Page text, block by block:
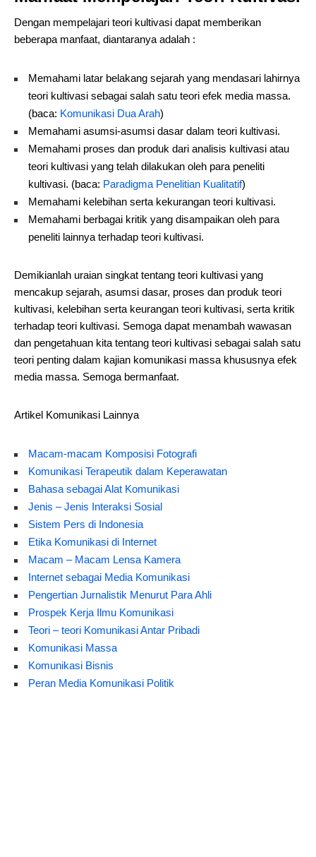
Dengan mempelajari teori kultivasi dapat memberikan
beberapa manfaat, diantaranya adalah :
Memahami latar belakang sejarah yang mendasari lahirnya
teori kultivasi sebagai salah satu teori efek media massa.
(baca: Komunikasi Dua Arah)
Memahami asumsi-asumsi dasar dalam teori kultivasi.
Memahami proses dan produk dari analisis kultivasi atau
teori kultivasi yang telah dilakukan oleh para peneliti
kultivasi. (baca: Paradigma Penelitian Kualitatif)
Memahami kelebihan serta kekurangan teori kultivasi.
Memahami berbagai kritik yang disampaikan oleh para
peneliti lainnya terhadap teori kultivasi.
Demikianlah uraian singkat tentang teori kultivasi yang
mencakup sejarah, asumsi dasar, proses dan produk teori
kultivasi, kelebihan serta keurangan teori kultivasi, serta kritik
terhadap teori kultivasi. Semoga dapat menambah wawasan
dan pengetahuan kita tentang teori kultivasi sebagai salah satu
teori penting dalam kajian komunikasi massa khususnya efek
media massa. Semoga bermanfaat.
Artikel Komunikasi Lainnya
Macam-macam Komposisi Fotografi
Komunikasi Terapeutik dalam Keperawatan
Bahasa sebagai Alat Komunikasi
Jenis – Jenis Interaksi Sosial
Sistem Pers di Indonesia
Etika Komunikasi di Internet
Macam – Macam Lensa Kamera
Internet sebagai Media Komunikasi
Pengertian Jurnalistik Menurut Para Ahli
Prospek Kerja Ilmu Komunikasi
Teori – teori Komunikasi Antar Pribadi
Komunikasi Massa
Komunikasi Bisnis
Peran Media Komunikasi Politik